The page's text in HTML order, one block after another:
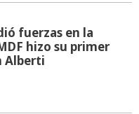
fuerzas en la
hizo su primer
Alberti